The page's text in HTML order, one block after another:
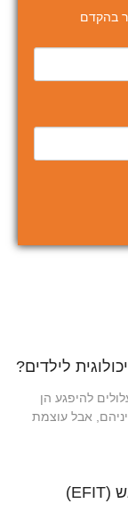
בהקדם
לילדים?
להיפגע הן
אבל עוצמת